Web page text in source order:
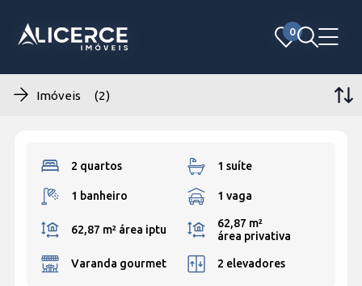
0
0
Imóveis (2)
2 quartos 1 suíte
1 banheiro 1 vaga
62,87 m² área iptu
62,87 m²
área privativa
Varanda gourmet 2 elevadores